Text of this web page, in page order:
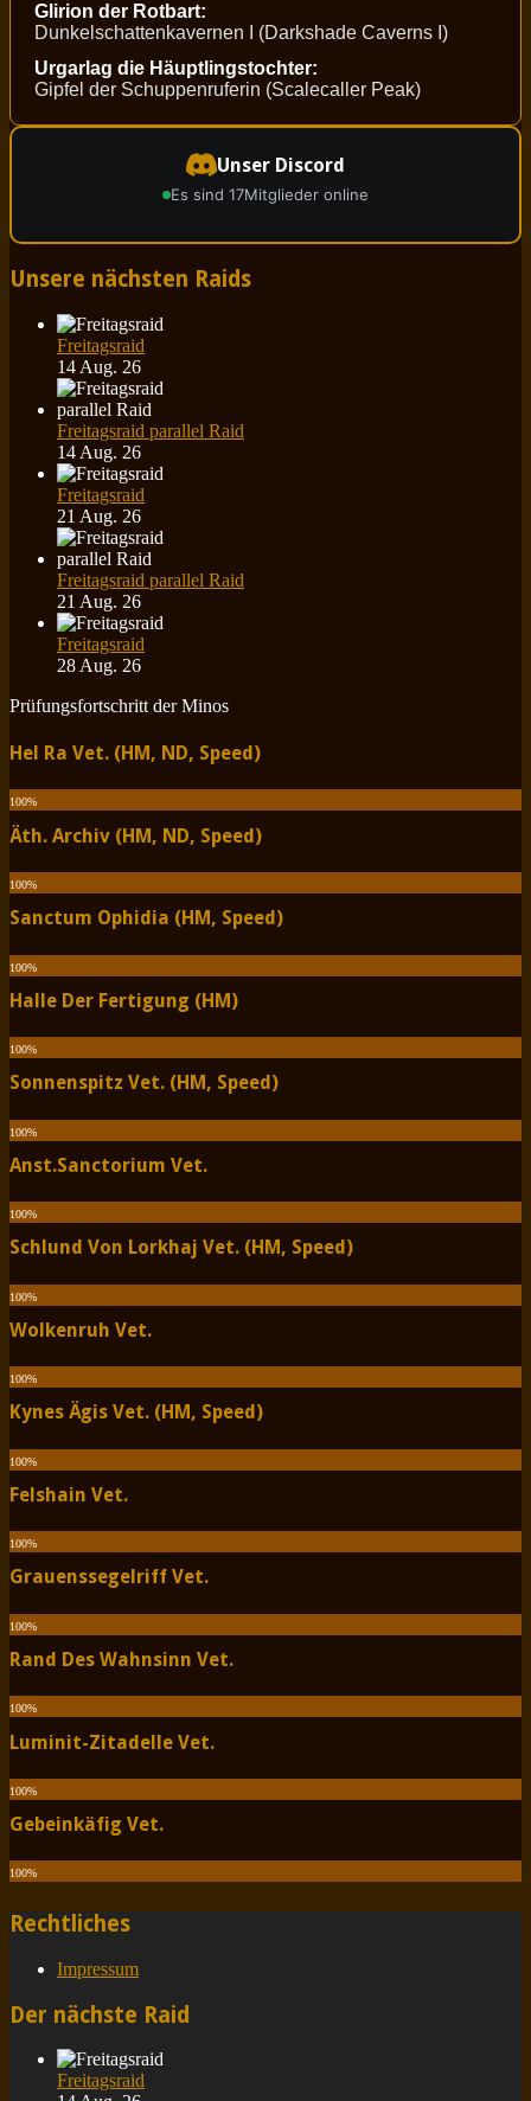
Glirion der Rotbart:
Dunkelschattenkavernen I (Darkshade Caverns I)
Urgarlag die Häuptlingstochter:
Gipfel der Schuppenruferin (Scalecaller Peak)
Unser Discord
Es sind 17Mitglieder online
Unsere nächsten Raids
Freitagsraid
14 Aug. 26
Freitagsraid parallel Raid
14 Aug. 26
Freitagsraid
21 Aug. 26
Freitagsraid parallel Raid
21 Aug. 26
Freitagsraid
28 Aug. 26
Prüfungsfortschritt der Minos
Hel Ra Vet. (HM, ND, Speed)
100%
Äth. Archiv (HM, ND, Speed)
100%
Sanctum Ophidia (HM, Speed)
100%
Halle Der Fertigung (HM)
100%
Sonnenspitz Vet. (HM, Speed)
100%
Anst.Sanctorium Vet.
100%
Schlund Von Lorkhaj Vet. (HM, Speed)
100%
Wolkenruh Vet.
100%
Kynes Ägis Vet. (HM, Speed)
100%
Felshain Vet.
100%
Grauenssegelriff Vet.
100%
Rand Des Wahnsinn Vet.
100%
Luminit-Zitadelle Vet.
100%
Gebeinkäfig Vet.
100%
Rechtliches
Impressum
Der nächste Raid
Freitagsraid